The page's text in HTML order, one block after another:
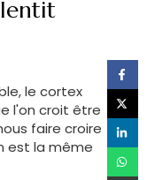
le cortex
l'on croit être
faire croire
est la même